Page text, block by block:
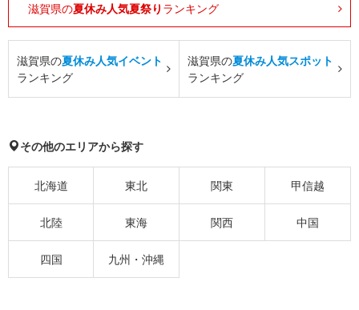
滋賀県の夏休み人気夏祭り ランキング
滋賀県の夏休み人気イベント
ランキング
滋賀県の夏休み人気スポット
ランキング
その他のエリアから探す
北海道 東北 関東 甲信越
北陸 東海 関西 中国
四国 九州・沖縄